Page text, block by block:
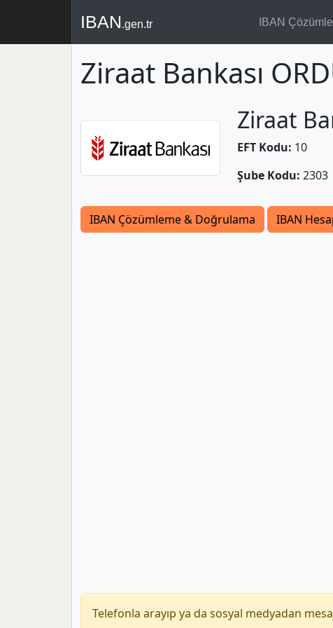
IBAN.gen.tr IBAN
Ziraat Bankası
Ziraat
EFT Kodu: 10
Şube Kodu: 2303
IBAN Çözümleme & Doğrulama IBAN
Telefonla arayıp ya da sosyal medyadan